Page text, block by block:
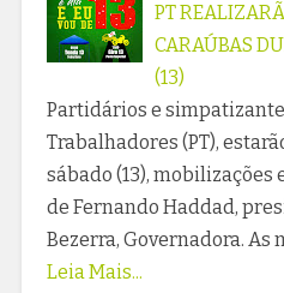
PT
CARAÚBAS
(13)
Partidários e
Trabalhadores (PT),
sábado (13),
de Fernando Haddad,
Bezerra, Governadora.
Leia Mais...